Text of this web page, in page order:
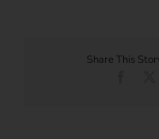
Share This